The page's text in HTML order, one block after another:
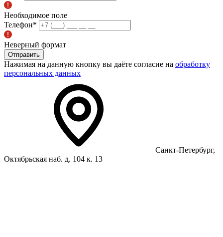
Необходимое поле
Телефон*
Неверный формат
Отправить
Нажимая на данную кнопку вы даёте согласие на обработку
персональных данных
Санкт-Петербург,
Октябрьская наб. д. 104 к. 13